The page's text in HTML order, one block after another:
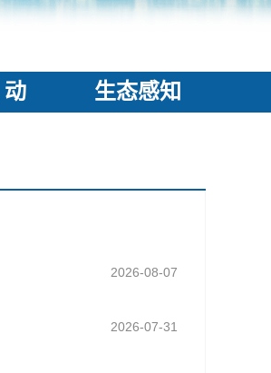
动 生态感知
2026-08-07
2026-07-31